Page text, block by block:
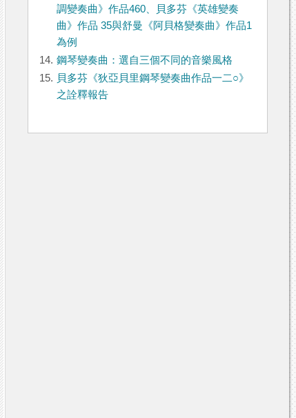
調變奏曲》作品460、貝多芬《英雄變奏
曲》作品 35與舒曼《阿貝格變奏曲》作品1
為例
14. 鋼琴變奏曲：選自三個不同的音樂風格
15. 貝多芬《狄亞貝里鋼琴變奏曲作品一二○》
之詮釋報告